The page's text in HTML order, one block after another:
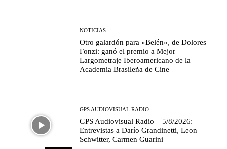
NOTICIAS
Otro galardón para «Belén», de Dolores
Fonzi: ganó el premio a Mejor
Largometraje Iberoamericano de la
Academia Brasileña de Cine
GPS AUDIOVISUAL RADIO
GPS Audiovisual Radio – 5/8/2026:
Entrevistas a Darío Grandinetti, Leon
Schwitter, Carmen Guarini